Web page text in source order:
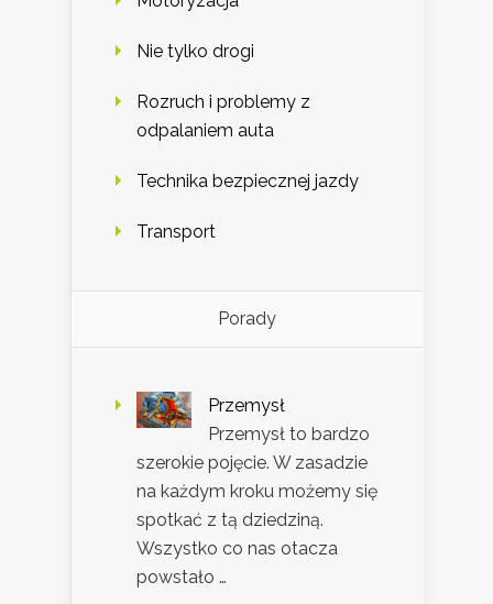
Nie tylko drogi
Rozruch i problemy z
odpalaniem auta
Technika bezpiecznej jazdy
Transport
Porady
Przemysł
Przemysł to bardzo
szerokie pojęcie. W zasadzie
na każdym kroku możemy się
spotkać z tą dziedziną.
Wszystko co nas otacza
powstało …